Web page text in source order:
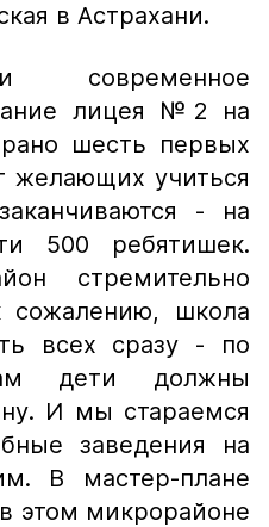
в Астрахани.
современное
лицея №2 на
шесть первых
желающих учиться
- на
500 ребятишек.
стремительно
сожалению, школа
всех сразу - по
дети должны
И мы стараемся
заведения на
В мастер-плане
этом микрорайоне